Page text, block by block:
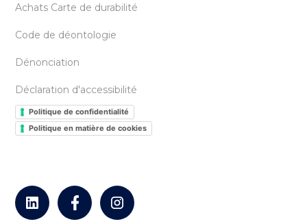
Achats Carte de durabilité
Code de déontologie
Dénonciation
Déclaration d'accessibilité
Politique de confidentialité
Politique en matière de cookies